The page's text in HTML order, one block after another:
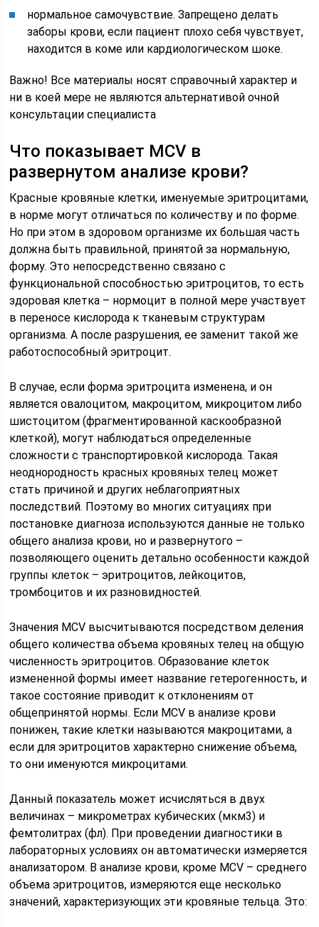
нормальное самочувствие. Запрещено делать
заборы крови, если пациент плохо себя чувствует,
находится в коме или кардиологическом шоке.
Важно! Все материалы носят справочный характер и
ни в коей мере не являются альтернативой очной
консультации специалиста
Что показывает MCV в
развернутом анализе крови?
Красные кровяные клетки, именуемые эритроцитами,
в норме могут отличаться по количеству и по форме.
Но при этом в здоровом организме их большая часть
должна быть правильной, принятой за нормальную,
форму. Это непосредственно связано с
функциональной способностью эритроцитов, то есть
здоровая клетка – нормоцит в полной мере участвует
в переносе кислорода к тканевым структурам
организма. А после разрушения, ее заменит такой же
работоспособный эритроцит.
В случае, если форма эритроцита изменена, и он
является овалоцитом, макроцитом, микроцитом либо
шистоцитом (фрагментированной каскообразной
клеткой), могут наблюдаться определенные
сложности с транспортировкой кислорода. Такая
неоднородность красных кровяных телец может
стать причиной и других неблагоприятных
последствий. Поэтому во многих ситуациях при
постановке диагноза используются данные не только
общего анализа крови, но и развернутого –
позволяющего оценить детально особенности каждой
группы клеток – эритроцитов, лейкоцитов,
тромбоцитов и их разновидностей.
Значения MCV высчитываются посредством деления
общего количества объема кровяных телец на общую
численность эритроцитов. Образование клеток
измененной формы имеет название гетерогенность, и
такое состояние приводит к отклонениям от
общепринятой нормы. Если MCV в анализе крови
понижен, такие клетки называются макроцитами, а
если для эритроцитов характерно снижение объема,
то они именуются микроцитами.
Данный показатель может исчисляться в двух
величинах – микрометрах кубических (мкм3) и
фемтолитрах (фл). При проведении диагностики в
лабораторных условиях он автоматически измеряется
анализатором. В анализе крови, кроме MCV – среднего
объема эритроцитов, измеряются еще несколько
значений, характеризующих эти кровяные тельца. Это: